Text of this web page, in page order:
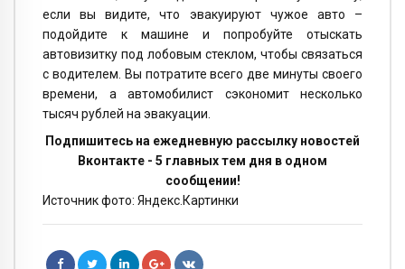
если вы видите, что эвакуируют чужое авто –
подойдите к машине и попробуйте отыскать
автовизитку под лобовым стеклом, чтобы связаться
с водителем. Вы потратите всего две минуты своего
времени, а автомобилист сэкономит несколько
тысяч рублей на эвакуации.
Подпишитесь на ежедневную рассылку новостей
Вконтакте - 5 главных тем дня в одном
сообщении!
Источник фото: Яндекс.Картинки